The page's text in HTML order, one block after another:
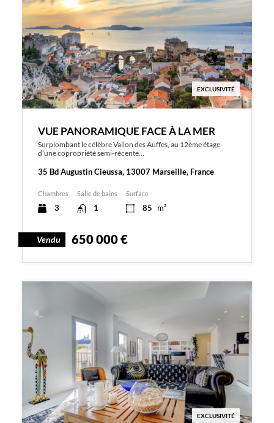
EXCLUSIVITÉ
VUE PANORAMIQUE FACE À LA MER
Surplombant le célèbre Vallon des Auffes, au 12ème étage
d’une copropriété semi-récente…
35 Bd Augustin Cieussa, 13007 Marseille, France
Chambres
3
Salle de bains
1
Surface
85 m²
Vendu 650 000 €
EXCLUSIVITÉ